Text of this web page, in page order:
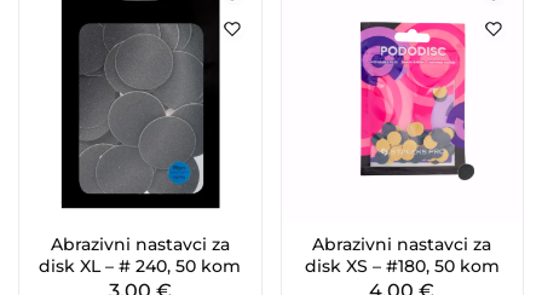
Abrazivni nastavci za
disk XL – # 240, 50 kom
3,00 €
Abrazivni nastavci za
disk XS – #180, 50 kom
4,00€